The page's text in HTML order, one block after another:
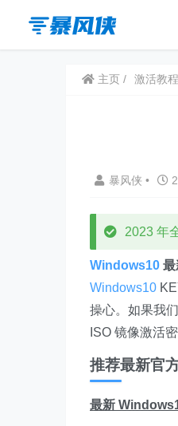
主页 激活教程
暴风侠 •
2023 年
Windows10 最
Windows10
操心。如果我
ISO 镜像激活
推荐最新官
最新